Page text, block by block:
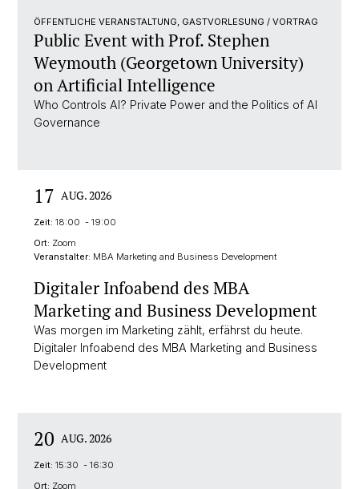
ÖFFENTLICHE VERANSTALTUNG, GASTVORLESUNG / VORTRAG
Public Event with Prof. Stephen
Weymouth (Georgetown University)
on Artificial Intelligence
Who Controls AI? Private Power and the Politics of AI
Governance
17 AUG. 2026
Zeit: 18:00 - 19:00
Ort: Zoom
Veranstalter: MBA Marketing and Business Development
Digitaler Infoabend des MBA
Marketing and Business Development
Was morgen im Marketing zählt, erfährst du heute.
Digitaler Infoabend des MBA Marketing and Business
Development
20 AUG. 2026
Zeit: 15:30 - 16:30
Ort: Zoom